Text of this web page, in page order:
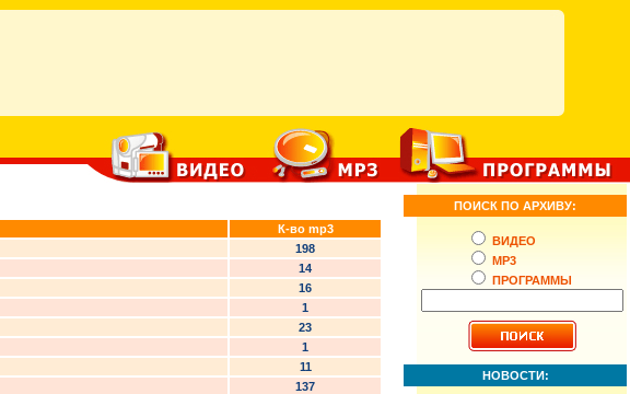
К-во mp3
198
14
16
1
23
1
11
137
ПОИСК ПО АРХИВУ:
ВИДЕО
MP3
ПРОГРАММЫ
НОВОСТИ: